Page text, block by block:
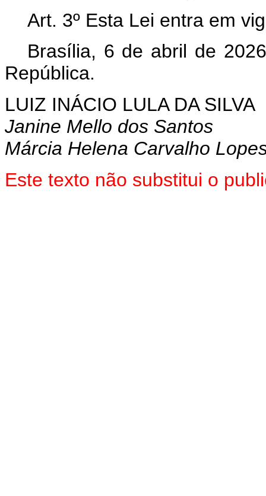
Art. 3º Esta Lei entra em
Brasília, 6 de abril de
República.
LUIZ INÁCIO LULA DA SILVA
Janine Mello dos Santos
Márcia Helena Carvalho
Este texto não substitui o